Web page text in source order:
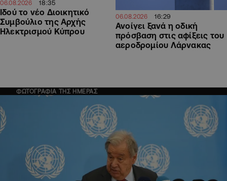
06.08.2026 18:35
Ιδού το νέο Διοικητικό
Συμβούλιο της Αρχής
Ηλεκτρισμού Κύπρου
06.08.2026 16:29
Ανοίγει ξανά η οδική
πρόσβαση στις αφίξεις του
αεροδρομίου Λάρνακας
ΦΩΤΟΓΡΑΦΙΑ ΤΗΣ ΗΜΕΡΑΣ